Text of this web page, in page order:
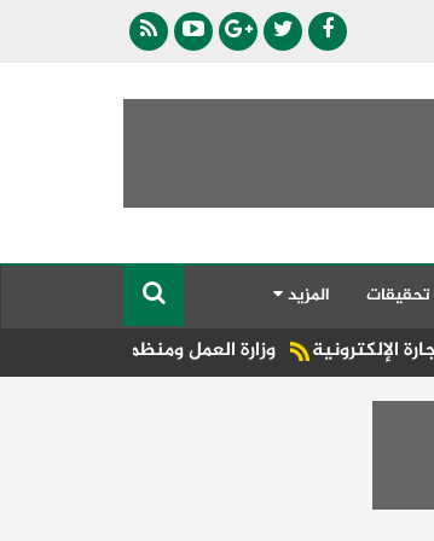
تحقيقات المزيد
وزارة العمل ومنظمة العمل الدولية تبحثان